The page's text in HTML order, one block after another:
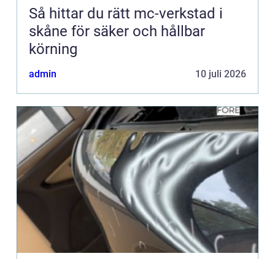
Så hittar du rätt mc-verkstad i
skåne för säker och hållbar
körning
admin 10 juli 2026